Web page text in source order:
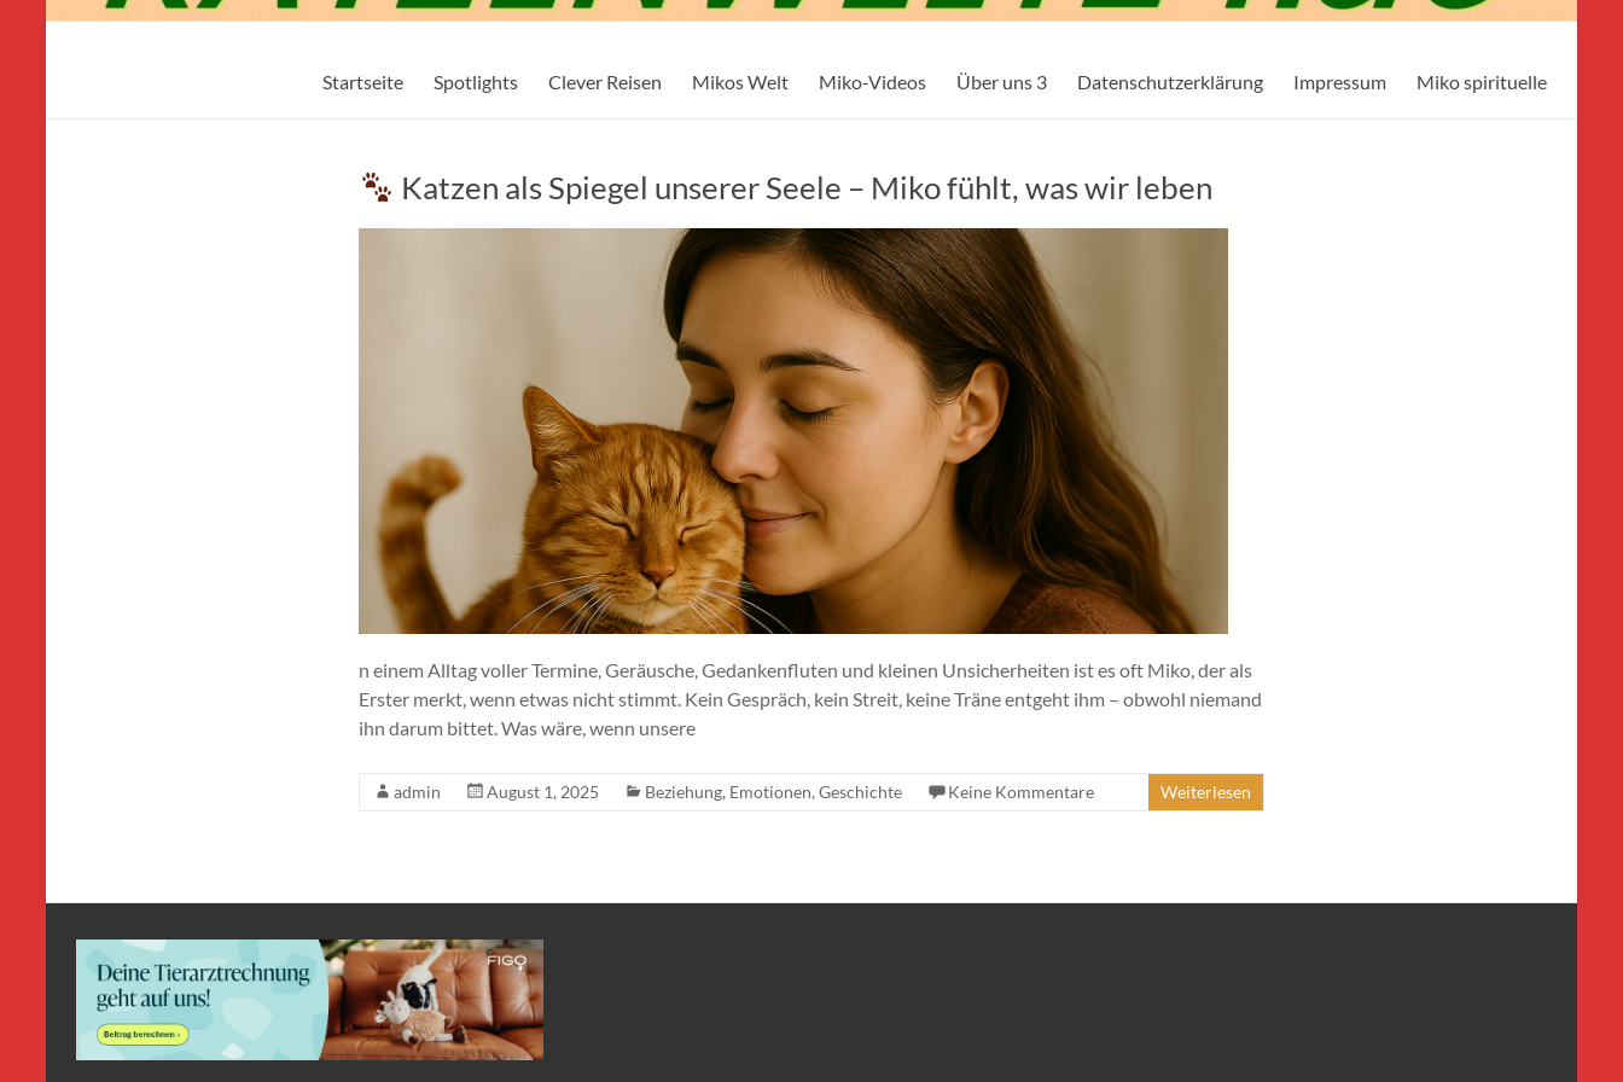
Startseite Spotlights Clever Reisen Mikos Welt Miko-Videos Über uns 3 Datenschutzerklärung Impressum Miko spirituelle
Katzen als Spiegel unserer Seele – Miko fühlt, was wir leben
n einem Alltag voller Termine, Geräusche, Gedankenfluten und kleinen Unsicherheiten ist es oft Miko, der als
Erster merkt, wenn etwas nicht stimmt. Kein Gespräch, kein Streit, keine Träne entgeht ihm – obwohl niemand
ihn darum bittet. Was wäre, wenn unsere
admin August 1, 2025 Beziehung, Emotionen, Geschichte Keine Kommentare Weiterlesen